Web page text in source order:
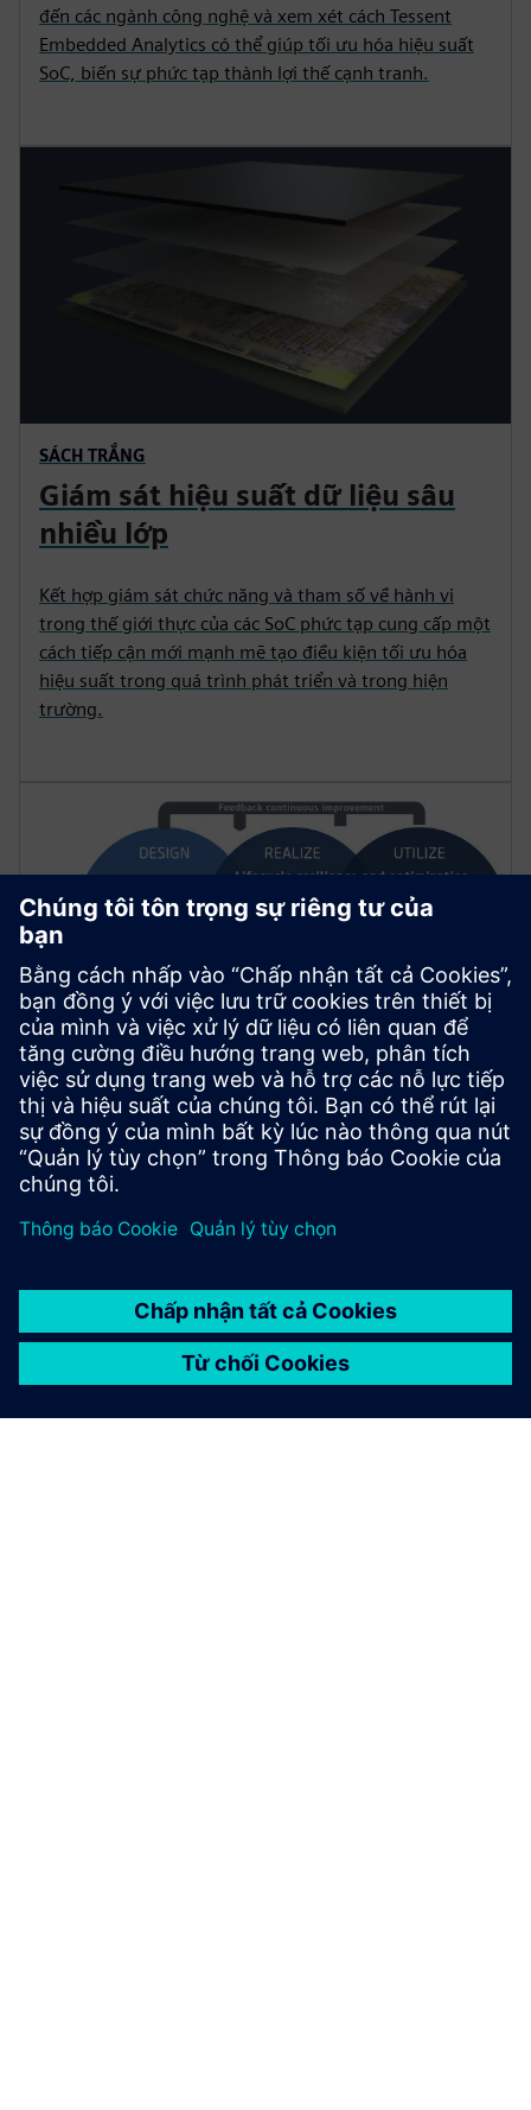
đến các ngành công nghệ và xem xét cách Tessent
Embedded Analytics có thể giúp tối ưu hóa hiệu suất
SoC, biến sự phức tạp thành lợi thế cạnh tranh.
SÁCH TRẮNG
Giám sát hiệu suất dữ liệu sâu
nhiều lớp
Kết hợp giám sát chức năng và tham số về hành vi
trong thế giới thực của các SoC phức tạp cung cấp một
cách tiếp cận mới mạnh mẽ tạo điều kiện tối ưu hóa
hiệu suất trong quá trình phát triển và trong hiện
trường.
SÁCH TRẮNG
Tessent Silicon Lifecycle
Solutions
Đây là thời điểm thích hợp để triển khai thực hành
gọi là Silicon Lifecycle Solutions (SLS). Bài báo này giải
thích các trình điều khiển, lợi ích và mô tả các yếu tố
của nền tảng SLS Tessent.